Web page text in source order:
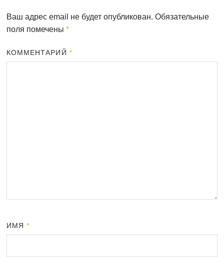
Ваш адрес email не будет опубликован. Обязательные
поля помечены *
КОММЕНТАРИЙ *
ИМЯ*